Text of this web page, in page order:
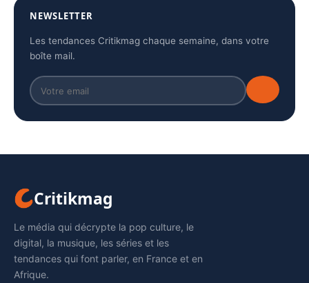
NEWSLETTER
Les tendances Critikmag chaque semaine, dans votre
boîte mail.
Critikmag
Le média qui décrypte la pop culture, le
digital, la musique, les séries et les
tendances qui font parler, en France et en
Afrique.